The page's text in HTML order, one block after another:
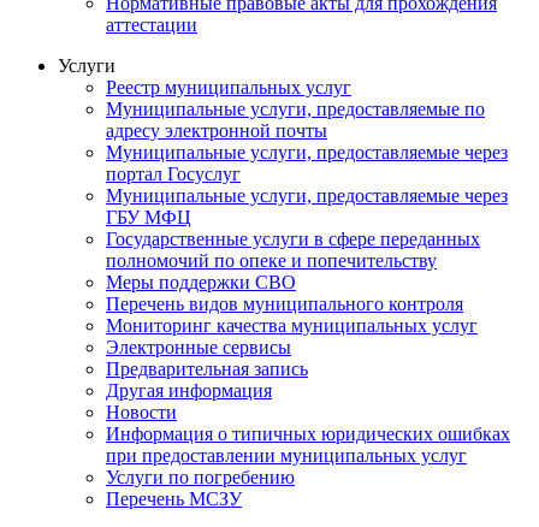
аттестации
Услуги
Реестр муниципальных услуг
Муниципальные услуги, предоставляемые по
адресу электронной почты
Муниципальные услуги, предоставляемые через
портал Госуслуг
Муниципальные услуги, предоставляемые через
ГБУ МФЦ
Государственные услуги в сфере переданных
полномочий по опеке и попечительству
Меры поддержки СВО
Перечень видов муниципального контроля
Мониторинг качества муниципальных услуг
Электронные сервисы
Предварительная запись
Другая информация
Новости
Информация о типичных юридических ошибках
при предоставлении муниципальных услуг
Услуги по погребению
Перечень МСЗУ